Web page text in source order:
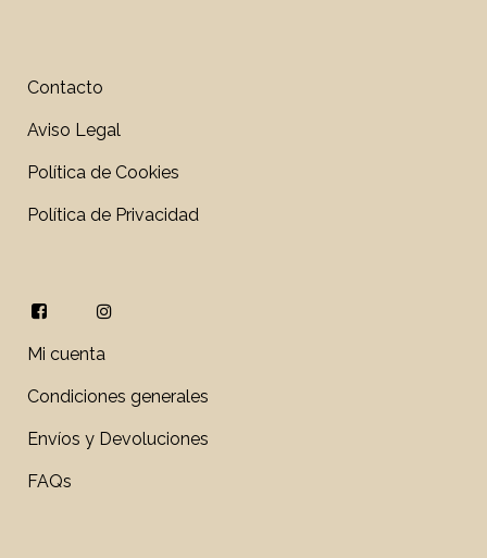
Contacto
Aviso Legal
Política de Cookies
Política de Privacidad
Mi cuenta
Condiciones generales
Envíos y Devoluciones
FAQs